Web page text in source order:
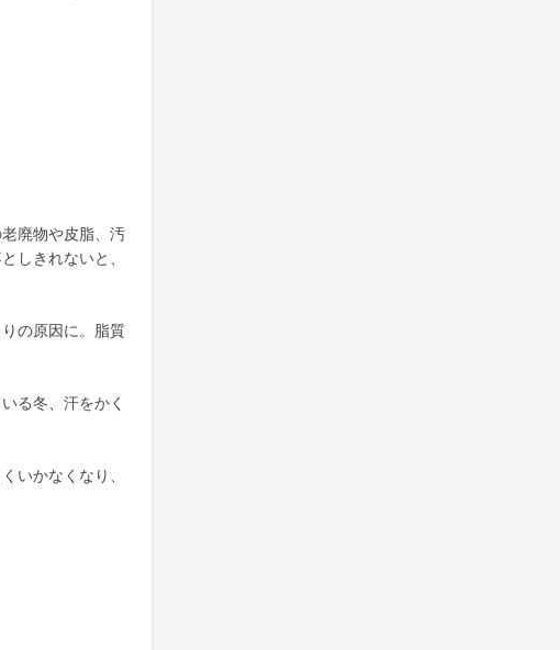
廃物や皮脂、汚
しきれないと、
の原因に。脂質
る冬、汗をかく
いかなくなり、